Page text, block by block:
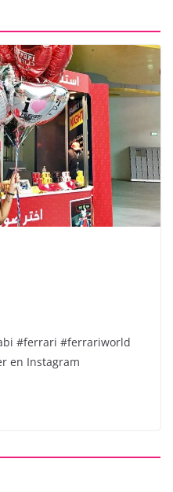
#ferrari #ferrariworld
en Instagram